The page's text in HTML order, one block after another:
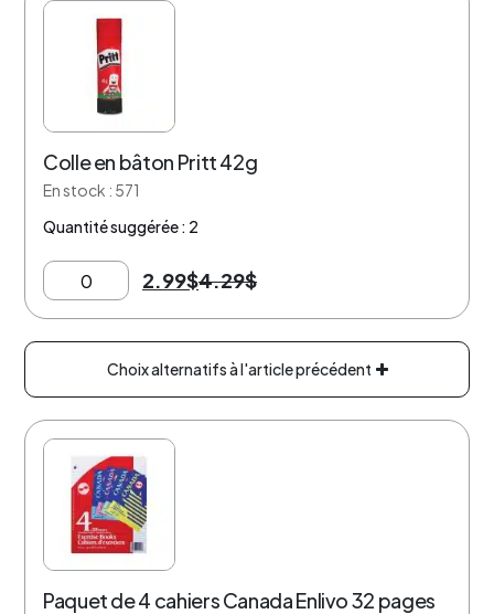
30% de rabais
Colle en bâton Pritt 42g
En stock : 571
Quantité suggérée : 2
2.99$4.29$
Choix alternatifs à l'article précédent
21% de rabais
Paquet de 4 cahiers Canada Enlivo 32 pages